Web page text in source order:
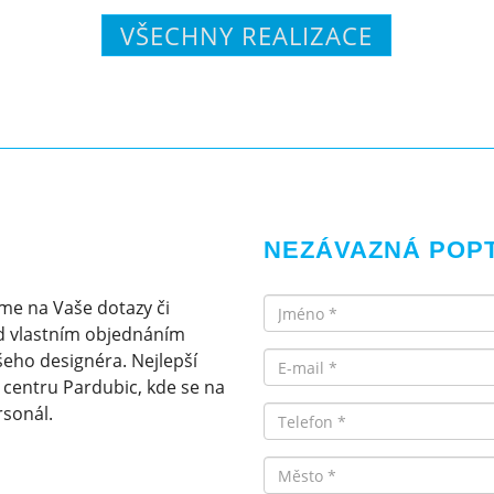
VŠECHNY REALIZACE
na Vaše dotazy či
vlastním objednáním
designéra. Nejlepší
Pardubic, kde se na
NEZÁVAZNÁ
Jméno
Email
Telefon
Město